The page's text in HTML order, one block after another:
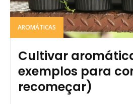
AROMÁTICAS
Cultivar
exemplos para
recomeçar)